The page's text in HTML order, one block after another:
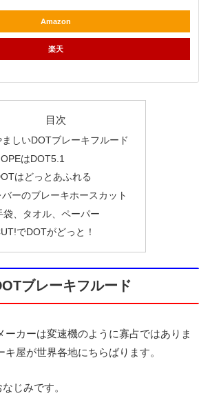
Amazon
楽天
目次
ましいDOTブレーキフルード
はDOT5.1
はどっとあふれる
バーのブレーキホースカット
袋、タオル、ペーパー
でDOTがどっと！
ブレーキフルード
ーカーは変速機のように寡占ではありま
屋が世界各地にちらばります。
じみです。